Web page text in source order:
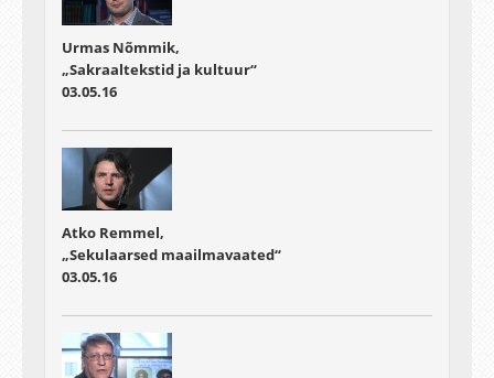
Urmas Nõmmik,
„Sakraaltekstid ja kultuur“
03.05.16
Atko Remmel,
„Sekulaarsed maailmavaated“
03.05.16